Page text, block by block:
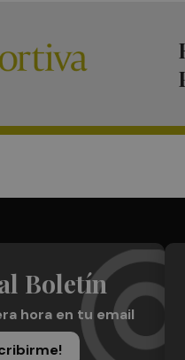
Boletín
hora en tu email